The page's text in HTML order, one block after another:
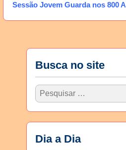
Sessão Jovem Guarda nos 800
Busca no site
Dia a Dia